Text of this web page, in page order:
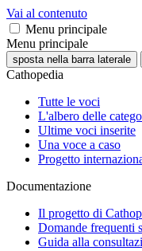
Vai al contenuto
Menu principale
Menu principale
sposta nella barra laterale
Cathopedia
Tutte le voci
L'albero delle
Ultime voci inserite
Una voce a caso
Progetto
Documentazione
Il progetto di
Domande frequenti
Guida alla